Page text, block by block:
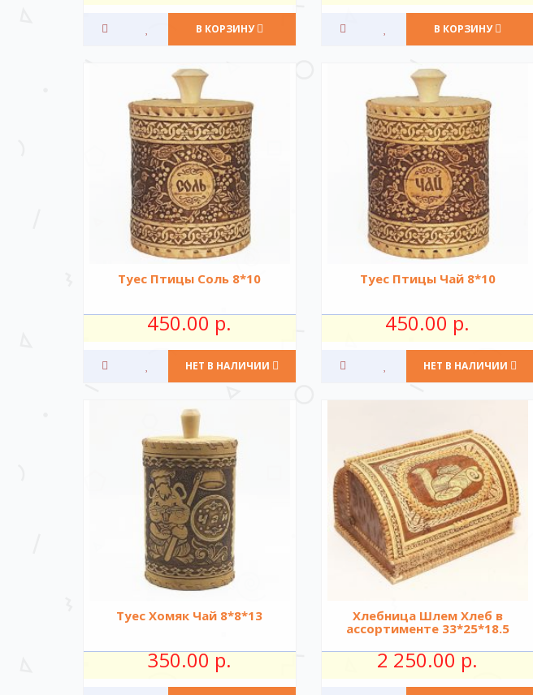
В КОРЗИНУ В КОРЗИНУ
Туес Птицы Соль 8*10
450.00 р.
НЕТ В НАЛИЧИИ
Туес Птицы Чай 8*10
450.00 р.
НЕТ В НАЛИЧИИ
Туес Хомяк Чай 8*8*13
350.00 р.
Хлебница Шлем Хлеб в
ассортименте 33*25*18.5
2 250.00 р.